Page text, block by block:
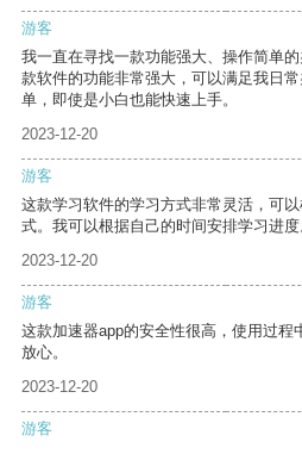
游客
我一直在寻找一款功能强大、操作简单
款软件的功能非常强大，可以满足我日
单，即使是小白也能快速上手。
2023-12-20
游客
这款学习软件的学习方式非常灵活，可
式。我可以根据自己的时间安排学习进度
2023-12-20
游客
这款加速器app的安全性很高，使用过程
放心。
2023-12-20
游客